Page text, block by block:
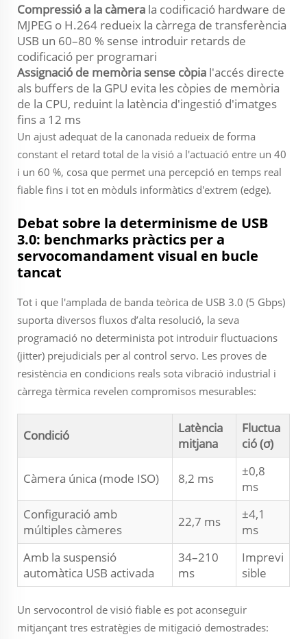
Compressió a la càmera la codificació hardware de
MJPEG o H.264 redueix la càrrega de transferència
USB un 60–80 % sense introduir retards de
codificació per programari
Assignació de memòria sense còpia l'accés directe
als buffers de la GPU evita les còpies de memòria
de la CPU, reduint la latència d'ingestió d'imatges
fins a 12 ms
Un ajust adequat de la canonada redueix de forma
constant el retard total de la visió a l'actuació entre un 40
i un 60 %, cosa que permet una percepció en temps real
fiable fins i tot en mòduls informàtics d'extrem (edge).
Debat sobre la determinisme de USB
3.0: benchmarks pràctics per a
servocomandament visual en bucle
tancat
Tot i que l'amplada de banda teòrica de USB 3.0 (5 Gbps)
suporta diversos fluxos d’alta resolució, la seva
programació no determinista pot introduir fluctuacions
(jitter) prejudicials per al control servo. Les proves de
resistència en condicions reals sota vibració industrial i
càrrega tèrmica revelen compromisos mesurables:
Condició
Latència
mitjana
Fluctua
ció (σ)
Càmera única (mode ISO) 8,2 ms
±0,8
ms
Configuració amb
múltiples càmeres
22,7 ms
±4,1
ms
Amb la suspensió
automàtica USB activada
34–210
ms
Imprevi
sible
Un servocontrol de visió fiable es pot aconseguir
mitjançant tres estratègies de mitigació demostrades: